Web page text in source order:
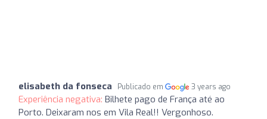
elisabeth da fonseca Publicado em 3 years ago
Experiência negativa: Bilhete pago de França até ao
Porto. Deixaram nos em Vila Real!! Vergonhoso.